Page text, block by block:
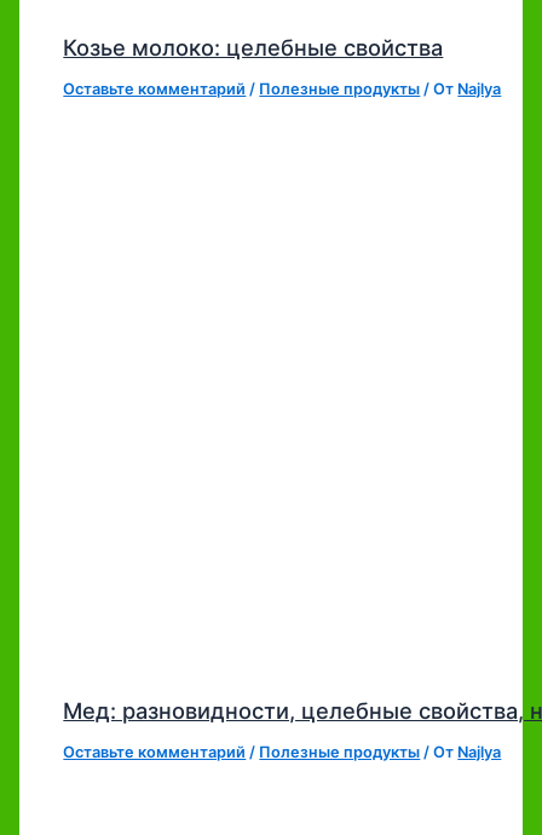
Козье молоко: целебные свойства
Оставьте комментарий / Полезные продукты / От Najlya
Мед: разновидности, целебные свойства,
Оставьте комментарий / Полезные продукты / От Najlya